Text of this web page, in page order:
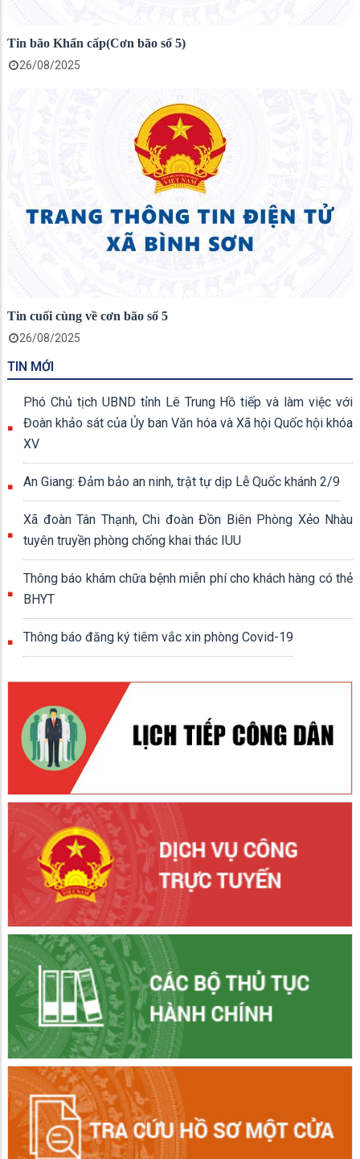
Tin bão Khẩn cấp(Cơn bão số 5)
26/08/2025
Tin cuối cùng về cơn bão số 5
26/08/2025
TIN MỚI
Phó Chủ tịch UBND tỉnh Lê Trung Hồ tiếp và làm việc với
Đoàn khảo sát của Ủy ban Văn hóa và Xã hội Quốc hội khóa
XV
An Giang: Đảm bảo an ninh, trật tự dịp Lễ Quốc khánh 2/9
Xã đoàn Tân Thạnh, Chi đoàn Đồn Biên Phòng Xẻo Nhàu
tuyên truyền phòng chống khai thác IUU
Thông báo khám chữa bệnh miễn phí cho khách hàng có thẻ
BHYT
Thông báo đăng ký tiêm vắc xin phòng Covid-19